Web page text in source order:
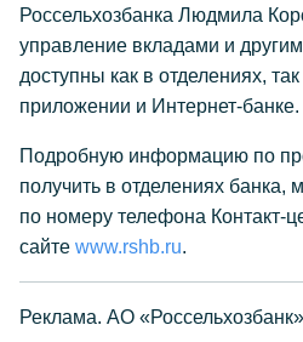
Россельхозбанка Людмила
управление вкладами и
доступны как в отделениях,
приложении и Интернет-банке.
Подробную информацию по
получить в отделениях
по номеру телефона Контакт-
сайте www.rshb.ru.
Реклама. АО